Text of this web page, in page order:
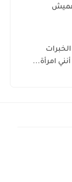
امرأة...